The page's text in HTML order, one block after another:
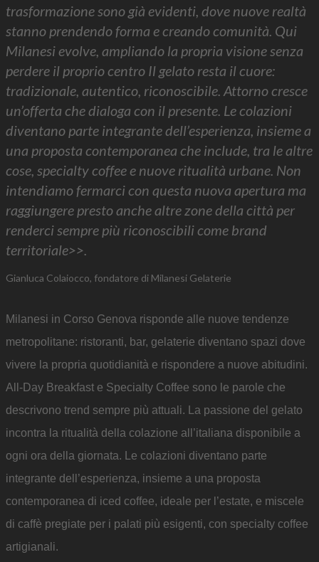
trasformazione sono già evidenti, dove nuove realtà
stanno prendendo forma e creando comunità. Qui
Milanesi evolve, ampliando la propria visione senza
perdere il proprio centro Il gelato resta il cuore:
tradizionale, autentico, riconoscibile. Attorno cresce
un’offerta che dialoga con il presente. Le colazioni
diventano parte integrante dell’esperienza, insieme a
una proposta contemporanea che include, tra le altre
cose, specialty coffee e nuove ritualità urbane. Non
intendiamo fermarci con questa nuova apertura ma
raggiungere presto anche altre zone della città per
renderci sempre più riconoscibili come brand
territoriale>>.
Gianluca Colaiocco, fondatore di Milanesi Gelaterie
Milanesi in Corso Genova risponde alle nuove tendenze
metropolitane: ristoranti, bar, gelaterie diventano spazi dove
vivere la propria quotidianità e rispondere a nuove abitudini.
All-Day Breakfast e Specialty Coffee sono le parole che
descrivono trend sempre più attuali. La passione del gelato
incontra la ritualità della colazione all’italiana disponibile a
ogni ora della giornata. Le colazioni diventano parte
integrante dell’esperienza, insieme a una proposta
contemporanea di iced coffee, ideale per l’estate, e miscele
di caffè pregiate per i palati più esigenti, con specialty coffee
artigianali.